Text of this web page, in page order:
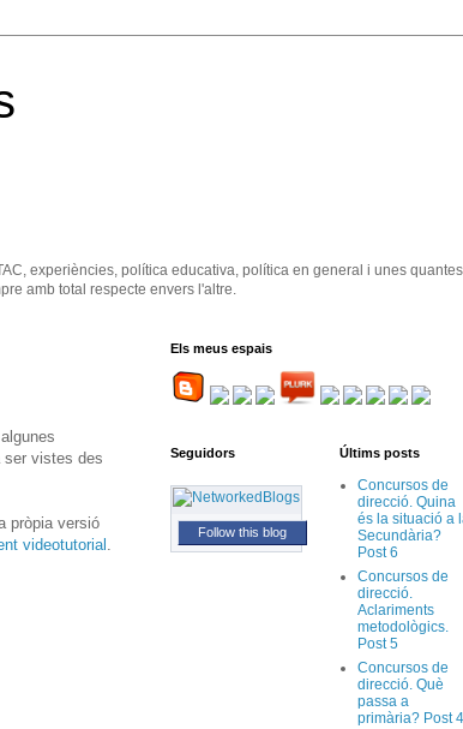
experiències, política educativa, política en general i unes quantes
amb total respecte envers l'altre.
ser vistes des
pròpia versió
videotutorial
Els meus espais
Seguidors
Follow this blog
Últims posts
Concursos de
direcció. Quina
és la situació a
Secundària?
Post 6
Concursos de
direcció.
Aclariments
metodològics.
Post 5
Concursos de
direcció. Què
passa a
primària? Post 4